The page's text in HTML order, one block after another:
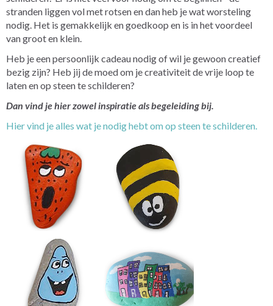
stranden liggen vol met rotsen en dan heb je wat worsteling
nodig. Het is gemakkelijk en goedkoop en is in het voordeel
van groot en klein.
Heb je een persoonlijk cadeau nodig of wil je gewoon creatief
bezig zijn? Heb jij de moed om je creativiteit de vrije loop te
laten en op steen te schilderen?
Dan vind je hier zowel inspiratie als begeleiding bij.
Hier vind je alles wat je nodig hebt om op steen te schilderen.